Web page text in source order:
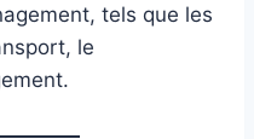
tels que les
le